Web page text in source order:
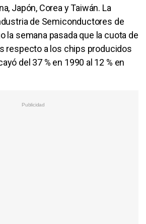
Japón, Corea y Taiwán. La
de Semiconductores de
la semana pasada que la cuota de
respecto a los chips producidos
del 37 % en 1990 al 12 % en